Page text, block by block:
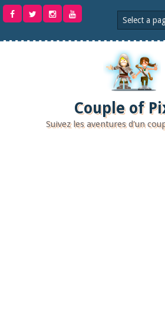
Aller
Couple of
Suivez les aventures d'un